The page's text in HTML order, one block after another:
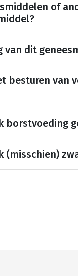
of
van dit
besturen van
borstvoeding
(misschien)